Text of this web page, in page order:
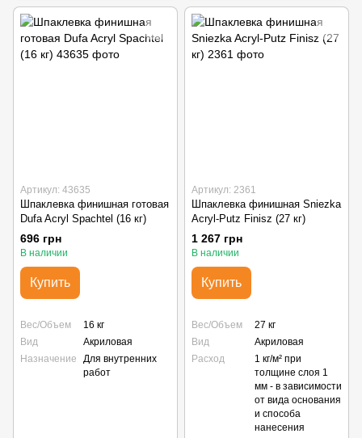
Артикул: 43635
Шпаклевка финишная готовая
Dufa Acryl Spachtel (16 кг)
696 грн
В наличии
Купить
Вес/Объем
16 кг
Вид
Акриловая
Назначение
Для внутренних
работ
Артикул: 2361
Шпаклевка финишная Sniezka
Acryl-Putz Finisz (27 кг)
1 267 грн
В наличии
Купить
Вес/Объем
27 кг
Вид
Акриловая
Расход
1 кг/м² при
толщине слоя 1
мм - в зависимости
от вида основания
и способа
нанесения